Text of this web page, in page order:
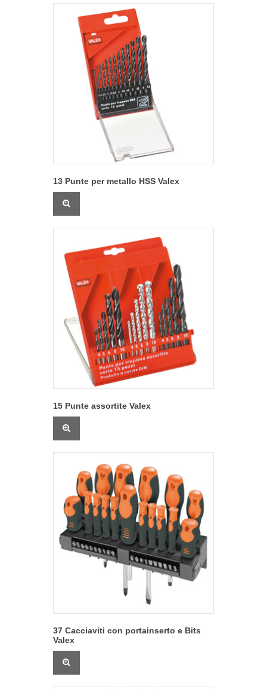
13 Punte per metallo HSS Valex
15 Punte assortite Valex
37 Cacciaviti con portainserto e Bits
Valex